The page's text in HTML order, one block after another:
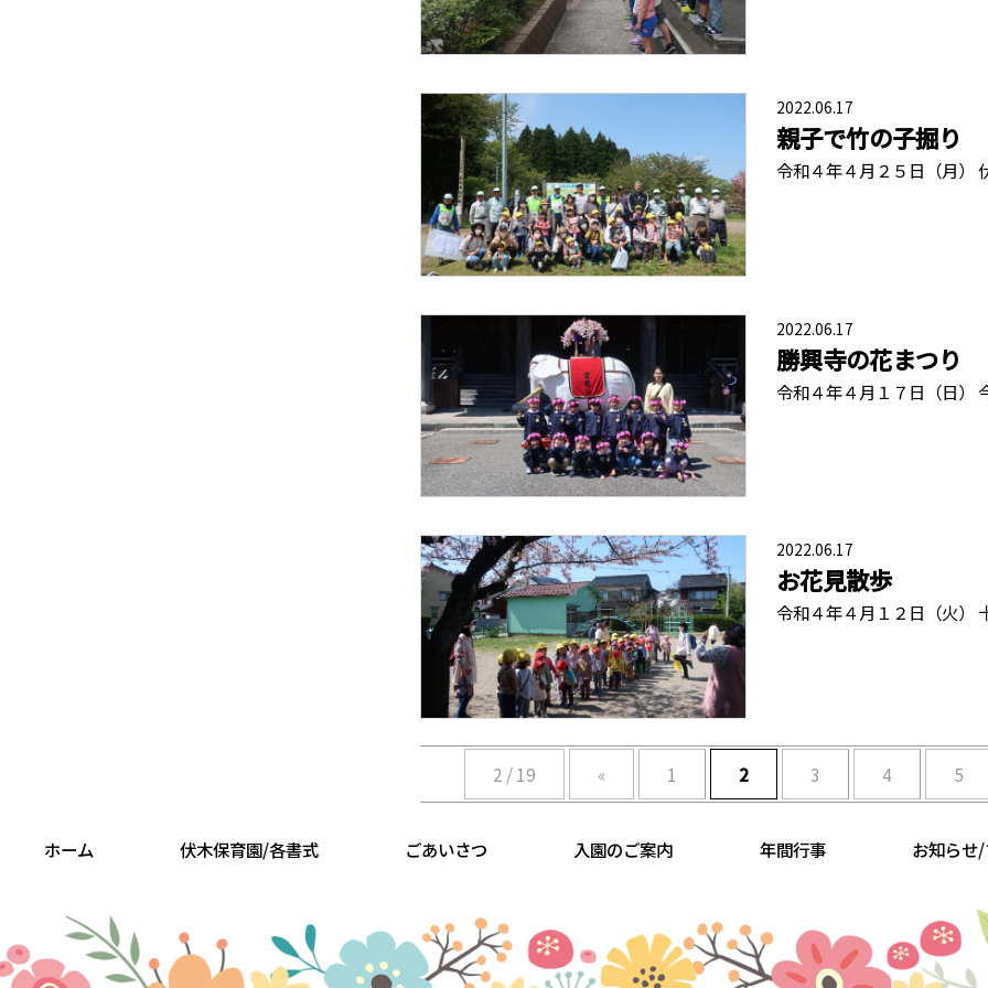
2022.06.17
親子で竹の子掘り
令和４年４月２５日（月）
2022.06.17
勝興寺の花まつり
令和４年４月１７日（日）
2022.06.17
お花見散歩
令和４年４月１２日（火）
2 / 19 « 1 2 3 4 5
ホーム 伏木保育園/各書式 ごあいさつ 入園のご案内 年間行事 お知らせ